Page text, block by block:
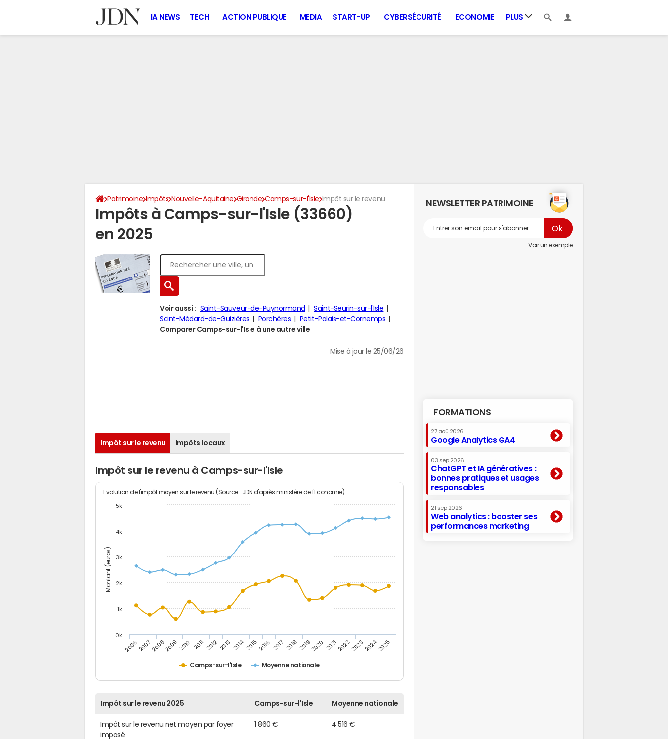
IA NEWS TECH ACTION PUBLIQUE MEDIA START-UP CYBERSÉCURITÉ ECONOMIE PLUS
Patrimoine Impôts Nouvelle-Aquitaine Gironde Camps-sur-l'Isle Impôt sur le revenu
Impôts à Camps-sur-l'Isle (33660)
en 2025
Voir aussi : Saint-Sauveur-de-Puynormand
Saint-Seurin-sur-l'Isle
Saint-Médard-de-Guizières
Porchères
Petit-Palais-et-Cornemps
Comparer Camps-sur-l'Isle à une autre ville
Mise à jour le 25/06/26
Impôt sur le revenu Impôts locaux
Impôt sur le revenu à Camps-sur-l'Isle
Montant (euros)
Evolution de l'impôt moyen sur le revenu (Source : JDN d'après ministère de l'Economie)
Camps-sur-l'Isle Moyenne nationale
20062007200820092010 2011 20122013 201420152016 2017 201820192020 20212022202320242025
0k
1k
2k
3k
4k
5k
Impôt sur le revenu 2025 Camps-sur-l'Isle Moyenne nationale
Impôt sur le revenu net moyen par foyer
imposé
1 860 € 4 516 €
NEWSLETTER PATRIMOINE
Voir un exemple
FORMATIONS
27 aoû 2026
Google Analytics GA4
03 sep 2026
ChatGPT et IA génératives :
bonnes pratiques et usages
responsables
21 sep 2026
Web analytics : booster ses
performances marketing